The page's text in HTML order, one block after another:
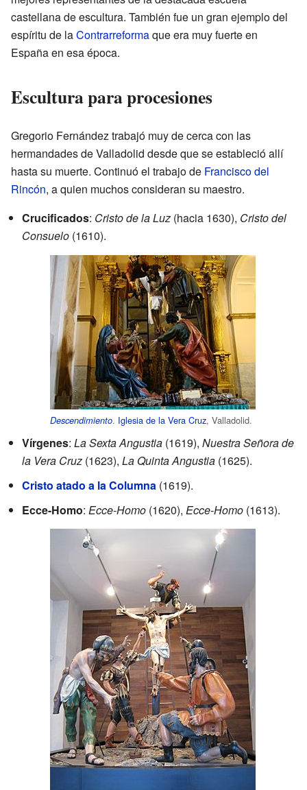
castellana de escultura. También fue un gran ejemplo del
espíritu de laContrarreformaque era muy fuerte en
España en esa época.
Escultura para procesiones
Gregorio Fernández trabajó muy de cerca con las
hermandades de Valladolid desde que se estableció allí
hasta su muerte. Continuó el trabajo de Francisco del
Rincón, a quien muchos consideran su maestro.
Crucificados: Cristo de la Luz (hacia 1630), Cristo del
Consuelo (1610).
Descendimiento. Iglesia de la Vera Cruz, Valladolid.
Vírgenes: La Sexta Angustia (1619), Nuestra Señora de
la Vera Cruz (1623), La Quinta Angustia (1625).
Cristo atado a la Columna (1619).
Ecce-Homo: Ecce-Homo (1620), Ecce-Homo (1613).